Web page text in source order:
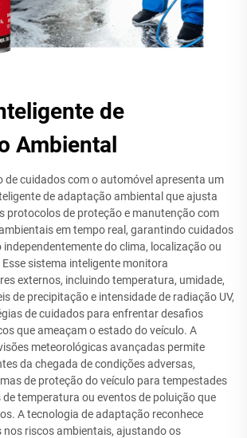
de
Ambiental
de cuidados com o automóvel apresenta um
de adaptação ambiental que ajusta
protocolos de proteção e manutenção com
em tempo real, garantindo cuidados
independentemente do clima, localização ou
sistema inteligente monitora
externos, incluindo temperatura, umidade,
de precipitação e intensidade de radiação UV,
de cuidados para enfrentar desafios
que ameaçam o estado do veículo. A
meteorológicas avançadas permite
da chegada de condições adversas,
de proteção do veículo para tempestades
temperatura ou eventos de poluição que
A tecnologia de adaptação reconhece
nos riscos ambientais, ajustando os